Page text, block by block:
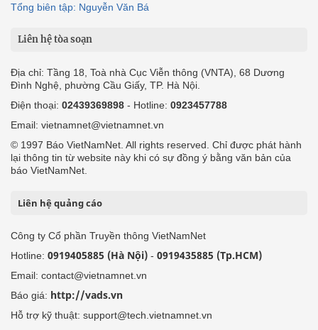
Tổng biên tập: Nguyễn Văn Bá
Liên hệ tòa soạn
Địa chỉ: Tầng 18, Toà nhà Cục Viễn thông (VNTA), 68 Dương
Đình Nghệ, phường Cầu Giấy, TP. Hà Nội.
Điện thoại: 02439369898 - Hotline: 0923457788
Email: vietnamnet@vietnamnet.vn
© 1997 Báo VietNamNet. All rights reserved. Chỉ được phát hành
lại thông tin từ website này khi có sự đồng ý bằng văn bản của
báo VietNamNet.
Liên hệ quảng cáo
Công ty Cổ phần Truyền thông VietNamNet
Hotline: 0919405885 (Hà Nội) - 0919435885 (Tp.HCM)
Email: contact@vietnamnet.vn
Báo giá: http://vads.vn
Hỗ trợ kỹ thuật: support@tech.vietnamnet.vn